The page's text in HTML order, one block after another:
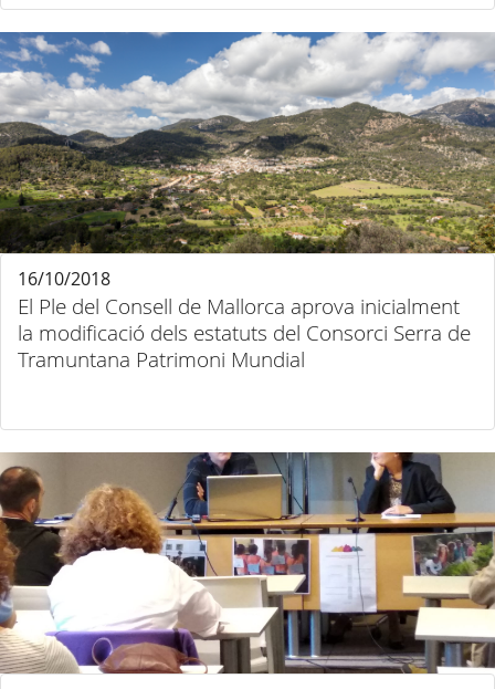
El Ple del Consell de Mallorca aprova inicialment
la modificació dels estatuts del Consorci Serra de
Tramuntana Patrimoni Mundial
16/10/2018